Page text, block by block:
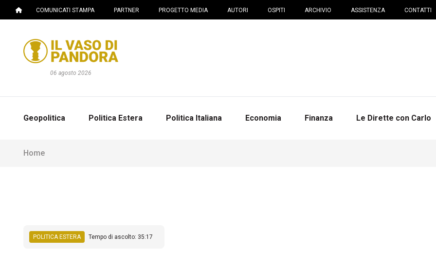
COMUNICATI STAMPA PARTNER PROGETTO MEDIA AUTORI OSPITI ARCHIVIO ASSISTENZA CONTATTI
06 agosto 2026
Geopolitica Politica Estera Politica Italiana Economia Finanza Le Dirette con Carlo
Home
POLITICA ESTERA Tempo di ascolto: 35:17